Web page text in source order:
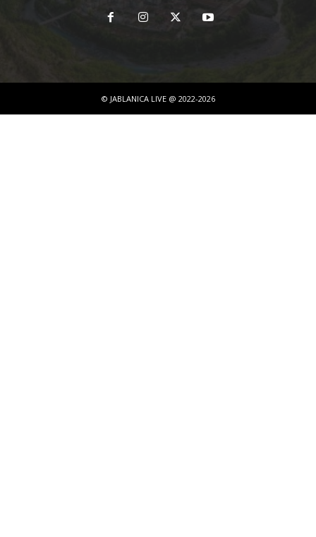
© JABLANICA LIVE @ 2022-2026